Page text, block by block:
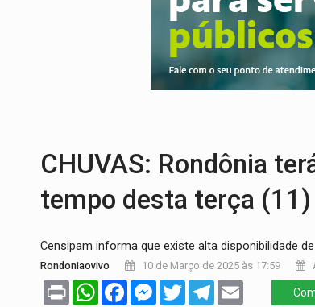
PREVISÃO: Porto Velho tem
SINDICATOS UNIDOS:
PROCESSO SELETIVO:
CHUVAS: Rondônia
tempo desta terça (11)
Censipam informa que existe alta disponibilidade
Rondoniaovivo 10 de Março de 2025 às 17:59
Print WhatsAppFacebookMessenger
TwitterTelegram